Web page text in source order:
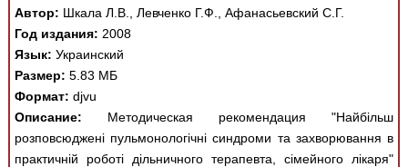
Автор: Шкала Л.В., Левченко Г.Ф., Афанасьевский С.Г.
Год издания: 2008
Язык: Украинский
Размер: 5.83 МБ
Формат: djvu
Описание: Методическая рекомендация "Найбільш
розповсюджені пульмонологічні синдроми та захворювання в
практичній роботі дільничного терапевта, сімейного лікаря"